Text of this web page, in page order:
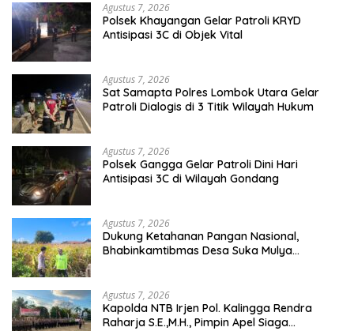
Agustus 7, 2026
Polsek Khayangan Gelar Patroli KRYD
Antisipasi 3C di Objek Vital
Agustus 7, 2026
Sat Samapta Polres Lombok Utara Gelar
Patroli Dialogis di 3 Titik Wilayah Hukum
Agustus 7, 2026
Polsek Gangga Gelar Patroli Dini Hari
Antisipasi 3C di Wilayah Gondang
Agustus 7, 2026
Dukung Ketahanan Pangan Nasional,
Bhabinkamtibmas Desa Suka Mulya
Agustus 7, 2026
Kapolda NTB Irjen Pol. Kalingga Rendra
Raharja S.E.,M.H., Pimpin Apel Siaga